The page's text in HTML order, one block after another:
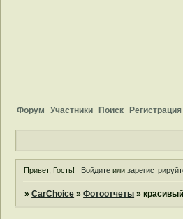
Форум Участники Поиск Регистрация
Привет, Гость! Войдитеили
»CarChoice »Фотоотчеты »